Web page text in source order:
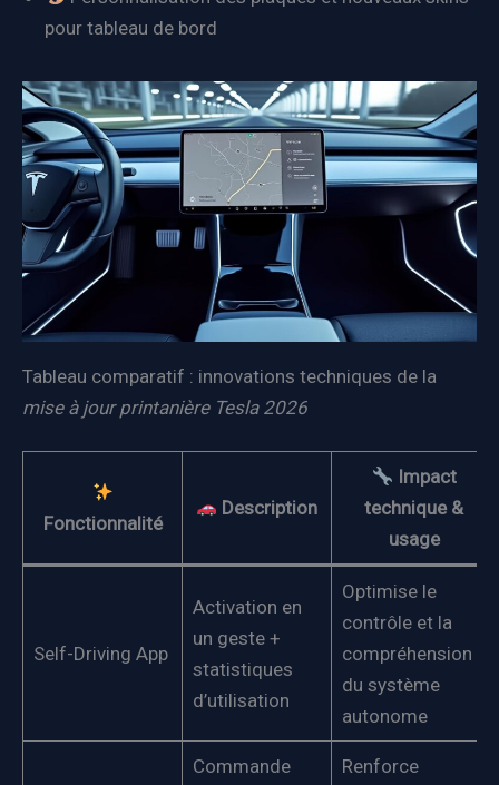
pour tableau de bord
Tableau comparatif : innovations techniques de la
mise à jour printanière Tesla 2026
Fonctionnalité
Description
Impact
technique &
usage
Self-Driving App
Activation en
un geste +
statistiques
d’utilisation
Optimise le
contrôle et la
compréhension
du système
autonome
Commande
Renforce